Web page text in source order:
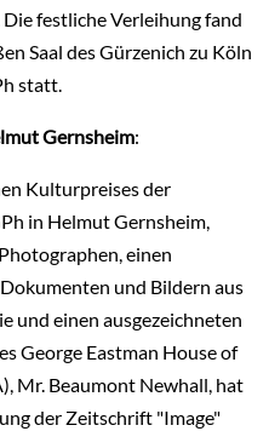
festliche Verleihung fand
Saal des Gürzenich zu Köln
statt.
Gernsheim:
Kulturpreises der
in Helmut Gernsheim,
einen
und Bildern aus
und einen ausgezeichneten
George Eastman House of
Mr. Beaumont Newhall, hat
der Zeitschrift "Image"